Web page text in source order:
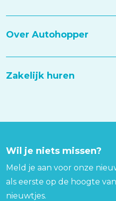
Over Autohopper
Zakelijk huren
Wil je niets missen?
Meld je aan voor onze
als eerste op de hoogte
nieuwtjes.